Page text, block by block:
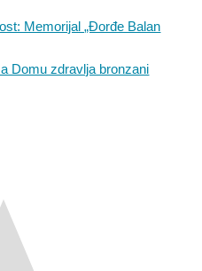
Memorijal „Đorđe Balan
Domu zdravlja bronzani